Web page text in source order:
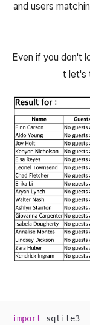
and users
Even if you don't
t let's
import